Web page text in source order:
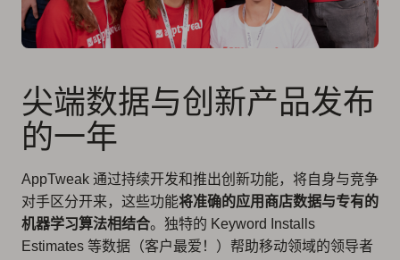
尖端数据与创新产品发布
的一年
AppTweak 通过持续开发和推出创新功能，将自身与竞争
对手区分开来，这些功能将准确的应用商店数据与专有的
机器学习算法相结合。独特的 Keyword Installs
Estimates 等数据（客户最爱！）帮助移动领域的领导者